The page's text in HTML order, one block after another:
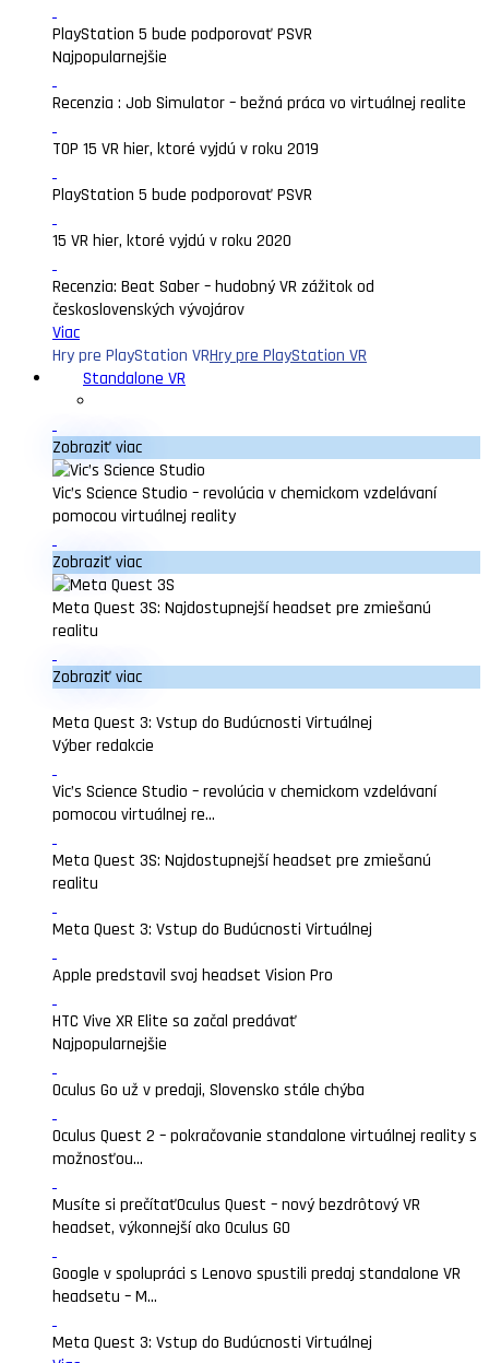
PlayStation 5 bude podporovať PSVR
Najpopularnejšie
Recenzia : Job Simulator – bežná práca vo virtuálnej realite
TOP 15 VR hier, ktoré vyjdú v roku 2019
PlayStation 5 bude podporovať PSVR
15 VR hier, ktoré vyjdú v roku 2020
Recenzia: Beat Saber – hudobný VR zážitok od
československých vývojárov
Viac
Hry pre PlayStation VRHry pre PlayStation VR
Standalone VR
Zobraziť viac
Vic’s Science Studio – revolúcia v chemickom vzdelávaní
pomocou virtuálnej reality
Zobraziť viac
Meta Quest 3S: Najdostupnejší headset pre zmiešanú
realitu
Zobraziť viac
Meta Quest 3: Vstup do Budúcnosti Virtuálnej
Výber redakcie
Vic’s Science Studio – revolúcia v chemickom vzdelávaní
pomocou virtuálnej re...
Meta Quest 3S: Najdostupnejší headset pre zmiešanú
realitu
Meta Quest 3: Vstup do Budúcnosti Virtuálnej
Apple predstavil svoj headset Vision Pro
HTC Vive XR Elite sa začal predávať
Najpopularnejšie
Oculus Go už v predaji, Slovensko stále chýba
Oculus Quest 2 – pokračovanie standalone virtuálnej reality s
možnosťou...
Musíte si prečítaťOculus Quest – nový bezdrôtový VR
headset, výkonnejší ako Oculus GO
Google v spolupráci s Lenovo spustili predaj standalone VR
headsetu – M...
Meta Quest 3: Vstup do Budúcnosti Virtuálnej